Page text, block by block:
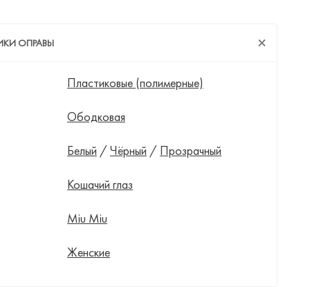
ОПРАВЫ
Пластиковые (полимерные)
Ободковая
Белый / Чёрный / Прозрачный
Кошачий глаз
Miu Miu
Женские